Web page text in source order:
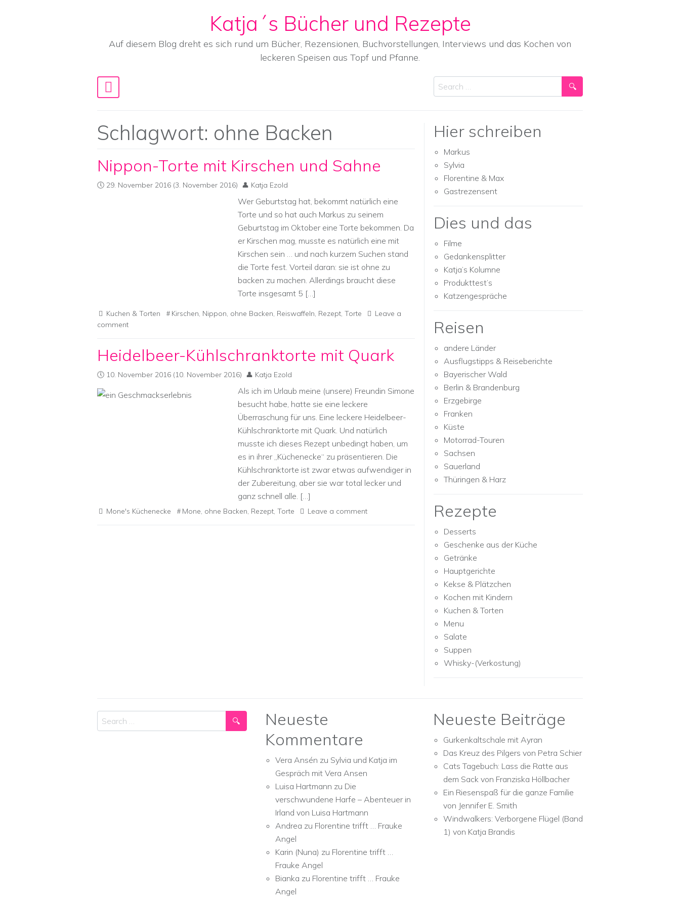
Katja´s Bücher und Rezepte
Auf diesem Blog dreht es sich rund um Bücher, Rezensionen, Buchvorstellungen, Interviews und das Kochen von
leckeren Speisen aus Topf und Pfanne.
Main Navigation
Search
Schlagwort: ohne Backen
Nippon-Torte mit Kirschen und Sahne
29. November 2016 (3. November 2016) Katja Ezold
Wer Geburtstag hat, bekommt natürlich eine
Torte und so hat auch Markus zu seinem
Geburtstag im Oktober eine Torte bekommen. Da
er Kirschen mag, musste es natürlich eine mit
Kirschen sein … und nach kurzem Suchen stand
die Torte fest. Vorteil daran: sie ist ohne zu
backen zu machen. Allerdings braucht diese
Torte insgesamt 5 […]
Kuchen & Torten Kirschen, Nippon, ohne Backen, Reiswaffeln, Rezept, Torte
Leave a
comment
Heidelbeer-Kühlschranktorte mit Quark
10. November 2016 (10. November 2016) Katja Ezold
Als ich im Urlaub meine (unsere) Freundin Simone
besucht habe, hatte sie eine leckere
Überraschung für uns. Eine leckere Heidelbeer-
Kühlschranktorte mit Quark. Und natürlich
musste ich dieses Rezept unbedingt haben, um
es in ihrer „Küchenecke“ zu präsentieren. Die
Kühlschranktorte ist zwar etwas aufwendiger in
der Zubereitung, aber sie war total lecker und
ganz schnell alle. […]
Mone's Küchenecke Mone, ohne Backen, Rezept, Torte Leave a comment
Hier schreiben
Markus
Sylvia
Florentine & Max
Gastrezensent
Dies und das
Filme
Gedankensplitter
Katja’s Kolumne
Produkttest’s
Katzengespräche
Reisen
andere Länder
Ausflugstipps & Reiseberichte
Bayerischer Wald
Berlin & Brandenburg
Erzgebirge
Franken
Küste
Motorrad-Touren
Sachsen
Sauerland
Thüringen & Harz
Rezepte
Desserts
Geschenke aus der Küche
Getränke
Hauptgerichte
Kekse & Plätzchen
Kochen mit Kindern
Kuchen & Torten
Menu
Salate
Suppen
Whisky-(Verkostung)
Search
Neueste
Kommentare
Vera Ansén zu Sylvia und Katja im
Gespräch mit Vera Ansen
Luisa Hartmann zu Die
verschwundene Harfe – Abenteuer in
Irland von Luisa Hartmann
Andrea zu Florentine trifft … Frauke
Angel
Karin (Nuna) zu Florentine trifft …
Frauke Angel
Bianka zu Florentine trifft … Frauke
Angel
Neueste Beiträge
Gurkenkaltschale mit Ayran
Das Kreuz des Pilgers von Petra Schier
Cats Tagebuch: Lass die Ratte aus
dem Sack von Franziska Höllbacher
Ein Riesenspaß für die ganze Familie
von Jennifer E. Smith
Windwalkers: Verborgene Flügel (Band
1) von Katja Brandis